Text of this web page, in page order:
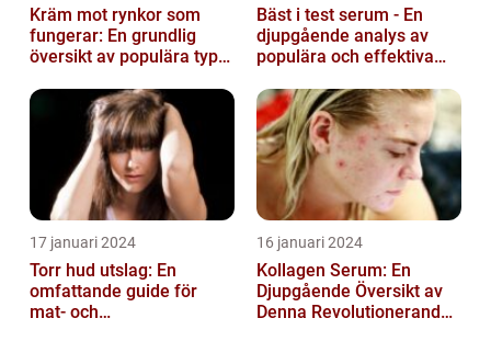
Kräm mot rynkor som
fungerar: En grundlig
översikt av populära typer
Bäst i test serum - En
djupgående analys av
populära och effektiva
17 januari 2024
Torr hud utslag: En
omfattande guide för
mat- och
16 januari 2024
Kollagen Serum: En
Djupgående Översikt av
Denna Revolutionerande